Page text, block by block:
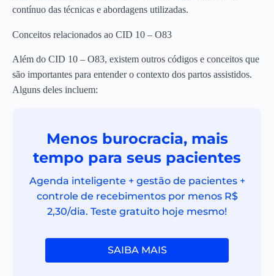
contínuo das técnicas e abordagens utilizadas.
Conceitos relacionados ao CID 10 – O83
Além do CID 10 – O83, existem outros códigos e conceitos que
são importantes para entender o contexto dos partos assistidos.
Alguns deles incluem:
Menos burocracia, mais
tempo para seus pacientes
Agenda inteligente + gestão de pacientes +
controle de recebimentos por menos R$
2,30/dia. Teste gratuito hoje mesmo!
SAIBA MAIS